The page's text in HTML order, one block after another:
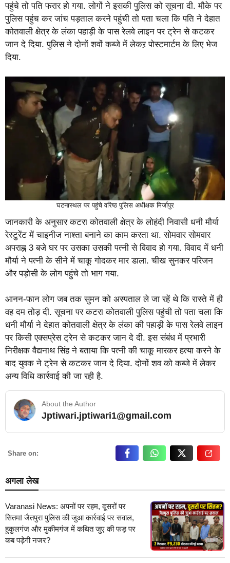
पहुंचे तो पति फरार हो गया. लोगों ने इसकी पुलिस को सूचना दी. मौके पर
पुलिस पहुंच कर जांच पड़ताल करने पहुंची तो पता चला कि पति ने देहात
कोतवाली क्षेत्र के लंका पहाड़ी के पास रेलवे लाइन पर ट्रेन से कटकर
जान दे दिया. पुलिस ने दोनों शवों कब्जे में लेकऱ पोस्टमार्टम के लिए भेज
दिया.
घटनास्थल पर पहुंचे वरिष्ठ पुलिस अधीक्षक मिर्जापुर
जानकारी के अनुसार कटरा कोतवाली क्षेत्र के लोहंदी निवासी धनी मौर्या
रेस्टुरेंट में चाइनीज नाश्ता बनाने का काम करता था. सोमवार सोमवार
अपराह्न 3 बजे घर पर उसका उसकी पत्नी से विवाद हो गया. विवाद में धनी
मौर्या ने पत्नी के सीने में चाकू गोदकर मार डाला. चीख सुनकर परिजन
और पड़ोसी के लोग पहुंचे तो भाग गया.
आनन-फान लोग जब तक सुमन को अस्पताल ले जा रहें थे कि रास्ते में ही
वह दम तोड़ दी. सूचना पर कटरा कोतवाली पुलिस पहुंची तो पता चला कि
धनी मौर्या ने देहात कोतवाली क्षेत्र के लंका की पहाड़ी के पास रेलवे लाइन
पर किसी एक्सप्रेस ट्रेन से कटकर जान दे दी. इस संबंध में प्रभारी
निरीक्षक वैद्यनाथ सिंह ने बताया कि पत्नी की चाकू मारकर हत्या करने के
बाद युवक ने ट्रेन से कटकर जान दे दिया. दोनों शव को कब्जे में लेकर
अन्य विधि कार्रवाई की जा रही है.
About the Author
Jptiwari.jptiwari1@gmail.com… Read More
Share on:
अगला लेख
Varanasi News: अपनों पर रहम, दूसरों पर
सितम! जैतपुरा पुलिस की जुआ कार्रवाई पर सवाल,
हुकुलगंज और मुकीमगंज में कथित जुए की फड़ पर
कब पड़ेगी नजर?